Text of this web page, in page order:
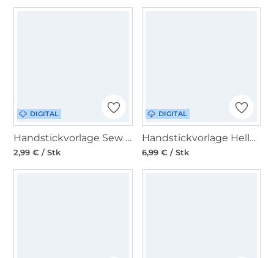
DIGITAL
Handstickvorlage Sew Simple Sonnenblume
2,99 € / Stk
DIGITAL
Handstickvorlage Helloo Anni, Wilde Freunde
6,99 € / Stk